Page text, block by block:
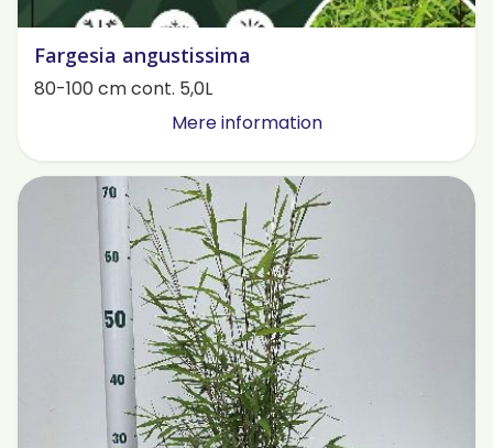
Fargesia angustissima
80-100 cm cont. 5,0L
Mere information